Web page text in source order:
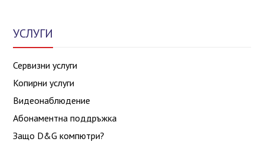
УСЛУГИ
Сервизни услуги
Копирни услуги
Видеонаблюдение
Абонаментна поддръжка
Защо D&G компютри?